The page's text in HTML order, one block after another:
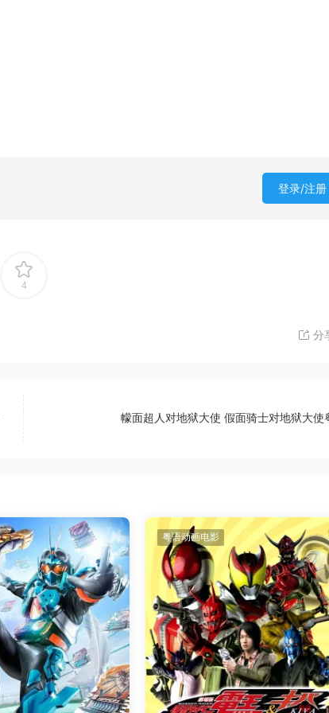
登录/注册
4
分
幪面超人对地狱大使 假面骑士对地狱大使
粤语动画电影